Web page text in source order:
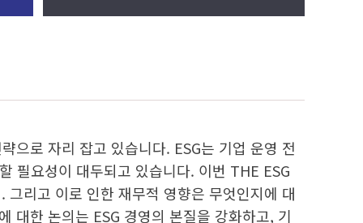
으로 자리 잡고 있습니다. ESG는 기업 운영 전
필요성이 대두되고 있습니다. 이번 THE ESG
리고 이로 인한 재무적 영향은 무엇인지에 대
대한 논의는 ESG 경영의 본질을 강화하고, 기